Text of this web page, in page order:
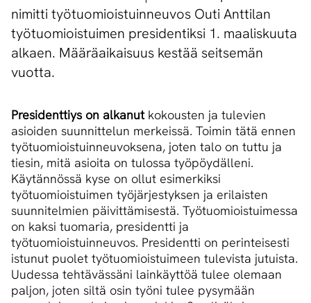
nimitti työtuomioistuinneuvos Outi Anttilan
työtuomioistuimen presidentiksi 1. maaliskuuta
alkaen. Määräaikaisuus kestää seitsemän
vuotta.
Presidenttiys on alkanutkokousten ja tulevien
asioiden suunnittelun merkeissä. Toimin tätä ennen
työtuomioistuinneuvoksena, joten talo on tuttu ja
tiesin, mitä asioita on tulossa työpöydälleni.
Käytännössä kyse on ollut esimerkiksi
työtuomioistuimen työjärjestyksen ja erilaisten
suunnitelmien päivittämisestä. Työtuomioistuimessa
on kaksi tuomaria, presidentti ja
työtuomioistuinneuvos. Presidentti on perinteisesti
istunut puolet työtuomioistuimeen tulevista jutuista.
Uudessa tehtävässäni lainkäyttöä tulee olemaan
paljon, joten siltä osin työni tulee pysymään